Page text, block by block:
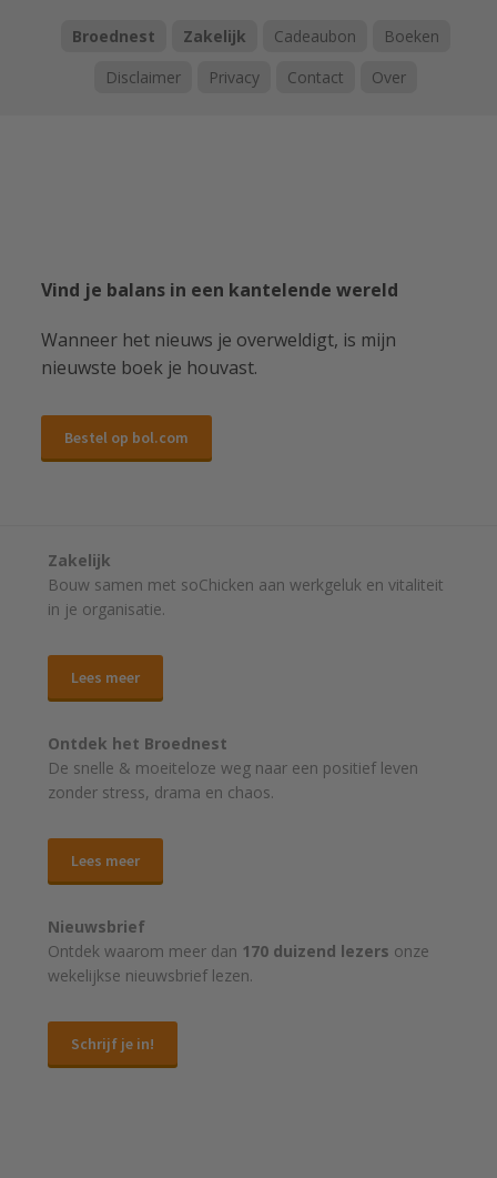
Broednest Zakelijk Cadeaubon
Boeken
Disclaimer
Privacy Contact Over
Vind je balans in een kantelende wereld
Wanneer het nieuws je overweldigt, is mijn
nieuwste boek je houvast.
Bestel op bol.com
Zakelijk
Bouw samen met soChicken aan werkgeluk en vitaliteit
in je organisatie.
Lees meer
Ontdek het Broednest
De snelle & moeiteloze weg naar een positief leven
zonder stress, drama en chaos.
Lees meer
Nieuwsbrief
Ontdek waarom meer dan 170 duizend lezers onze
wekelijkse nieuwsbrief lezen.
Schrijf je in!